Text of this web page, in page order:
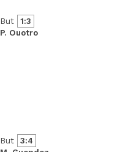
But
1:3
P. Ouotro
But
3:4